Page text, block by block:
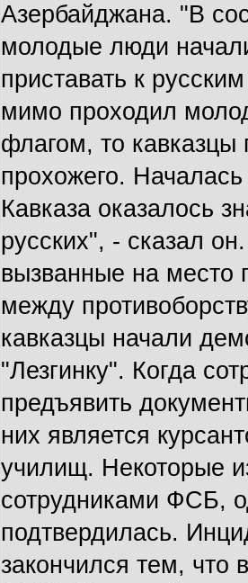
Азербайджана. "В
молодые люди
приставать к
мимо проходил
флагом, то кавказцы
прохожего.
Кавказа оказалось
русских", - сказал
вызванные на место
между
кавказцы начали
"Лезгинку". Когда
предъявить
них является
училищ. Некоторые
сотрудниками ФСБ,
подтвердилась.
закончился тем, что